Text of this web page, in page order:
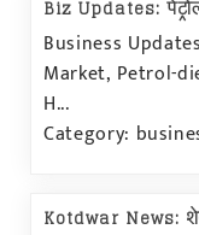
Biz Updates:
Business
Market, Petrol-
H...
Category:
Kotdwar News: